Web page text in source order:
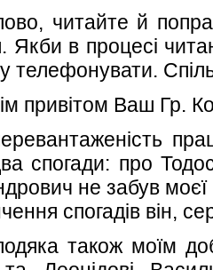
читайте й
Якби в процесі
телефонувати.
привітом Ваш Гр.
спогади: про
не забув моєї
спогадів він,
також моїм